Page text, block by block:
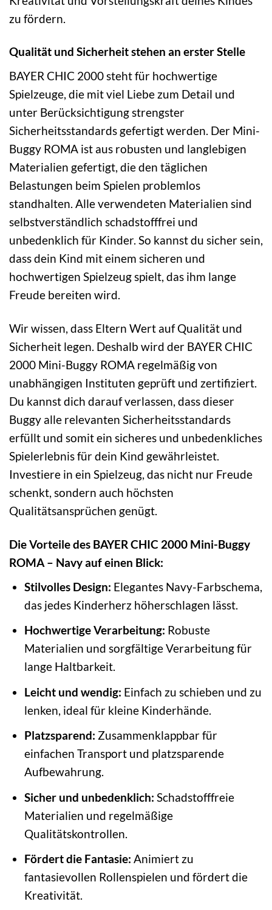
zu fördern.
Qualität und Sicherheit stehen an erster Stelle
BAYER CHIC 2000 steht für hochwertige
Spielzeuge, die mit viel Liebe zum Detail und
unter Berücksichtigung strengster
Sicherheitsstandards gefertigt werden. Der Mini-
Buggy ROMA ist aus robusten und langlebigen
Materialien gefertigt, die den täglichen
Belastungen beim Spielen problemlos
standhalten. Alle verwendeten Materialien sind
selbstverständlich schadstofffrei und
unbedenklich für Kinder. So kannst du sicher sein,
dass dein Kind mit einem sicheren und
hochwertigen Spielzeug spielt, das ihm lange
Freude bereiten wird.
Wir wissen, dass Eltern Wert auf Qualität und
Sicherheit legen. Deshalb wird der BAYER CHIC
2000 Mini-Buggy ROMA regelmäßig von
unabhängigen Instituten geprüft und zertifiziert.
Du kannst dich darauf verlassen, dass dieser
Buggy alle relevanten Sicherheitsstandards
erfüllt und somit ein sicheres und unbedenkliches
Spielerlebnis für dein Kind gewährleistet.
Investiere in ein Spielzeug, das nicht nur Freude
schenkt, sondern auch höchsten
Qualitätsansprüchen genügt.
Die Vorteile des BAYER CHIC 2000 Mini-Buggy
ROMA – Navy auf einen Blick:
Stilvolles Design: Elegantes Navy-Farbschema,
das jedes Kinderherz höherschlagen lässt.
Hochwertige Verarbeitung: Robuste
Materialien und sorgfältige Verarbeitung für
lange Haltbarkeit.
Leicht und wendig: Einfach zu schieben und zu
lenken, ideal für kleine Kinderhände.
Platzsparend: Zusammenklappbar für
einfachen Transport und platzsparende
Aufbewahrung.
Sicher und unbedenklich: Schadstofffreie
Materialien und regelmäßige
Qualitätskontrollen.
Fördert die Fantasie: Animiert zu
fantasievollen Rollenspielen und fördert die
Kreativität.